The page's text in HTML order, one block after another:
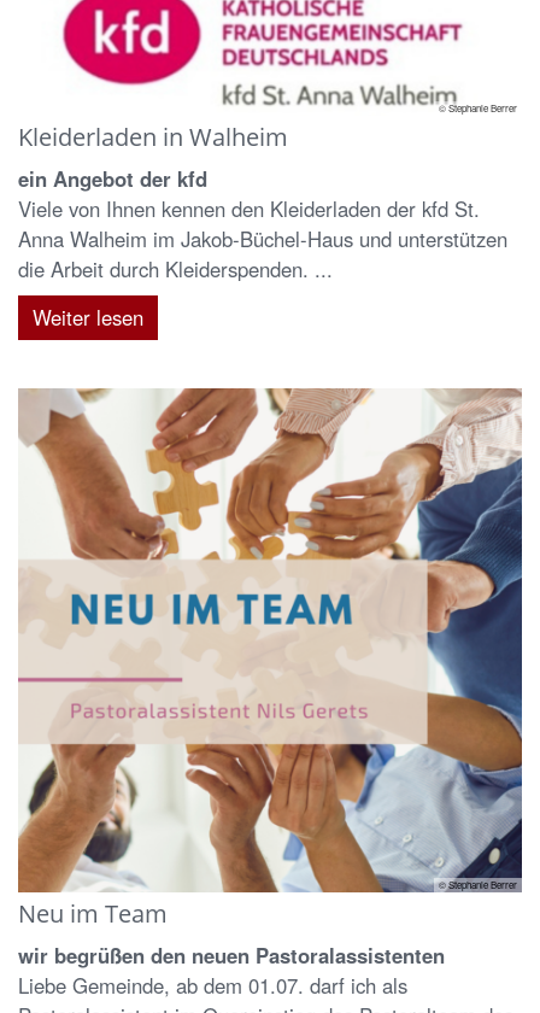
© Stephanie Berrer
Kleiderladen in Walheim
ein Angebot der kfd
Viele von Ihnen kennen den Kleiderladen der kfd St.
Anna Walheim im Jakob-Büchel-Haus und unterstützen
die Arbeit durch Kleiderspenden. ...
Weiter lesen
© Stephanie Berrer
Neu im Team
wir begrüßen den neuen Pastoralassistenten
Liebe Gemeinde, ab dem 01.07. darf ich als